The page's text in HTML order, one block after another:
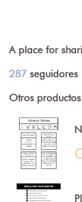
A place for
287 seguidores
Otros